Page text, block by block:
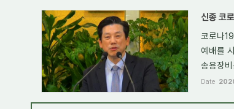
신종 코
코로나
예배를
송용장
Date